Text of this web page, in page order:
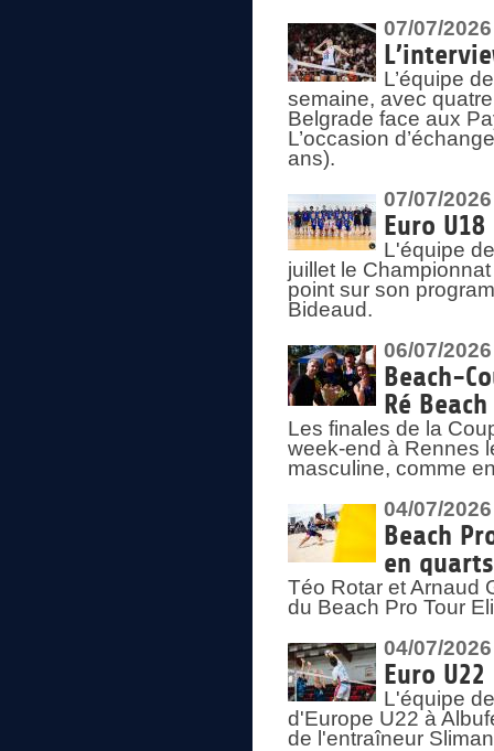
07/07/2026
L’équipe
semaine, avec
Belgrade face aux
L’occasion
ans).
07/07/2026
Euro
L'équipe
juillet le
point sur son
Bideaud.
06/07/2026
Beach-
Ré
Les finales de la
week-end à Rennes
masculine, comme
04/07/2026
Beach
en quarts
Téo Rotar et Arnaud
du Beach Pro Tour
04/07/2026
Euro
L'équipe
d'Europe U22 à
de l'entraîneur